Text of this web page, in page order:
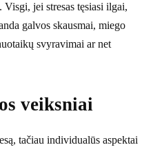
Visgi, jei stresas tęsiasi ilgai,
galvos skausmai, miego
svyravimai ar net
veiksniai
tačiau individualūs aspektai